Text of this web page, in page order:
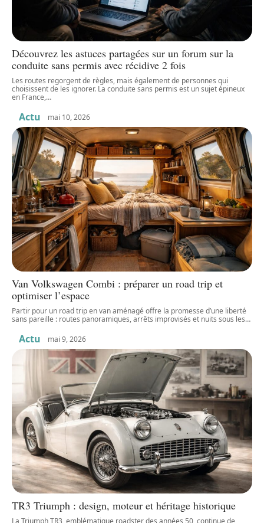
Découvrez les astuces partagées sur un forum sur la
conduite sans permis avec récidive 2 fois
Les routes regorgent de règles, mais également de personnes qui
choisissent de les ignorer. La conduite sans permis est un sujet épineux
en France,…
Actu mai 10, 2026
Van Volkswagen Combi : préparer un road trip et
optimiser l’espace
Partir pour un road trip en van aménagé offre la promesse d’une liberté
sans pareille : routes panoramiques, arrêts improvisés et nuits sous les…
Actu mai 9, 2026
TR3 Triumph : design, moteur et héritage historique
La Triumph TR3, emblématique roadster des années 50, continue de